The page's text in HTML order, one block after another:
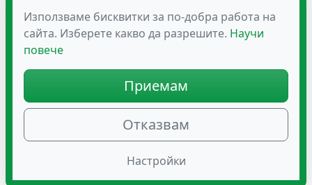
13.80€ (26.99 лв.) 22.00€ (43.03 лв.)
Използваме бисквитки за по-добра работа на
сайта. Изберете какво да разрешите. Научи
повече
Приемам
Отказвам
Настройки